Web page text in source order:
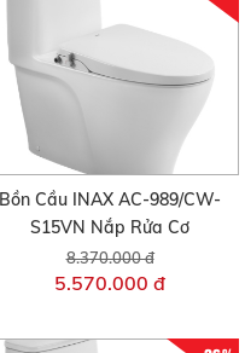
Bồn Cầu INAX AC-989/CW-
S15VN Nắp Rửa Cơ
8.370.000 đ
5.570.000 đ